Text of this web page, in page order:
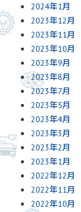
2024年1月
2023年12月
2023年11月
2023年10月
2023年9月
2023年8月
2023年7月
2023年5月
2023年4月
2023年3月
2023年2月
2023年1月
2022年12月
2022年11月
2022年10月